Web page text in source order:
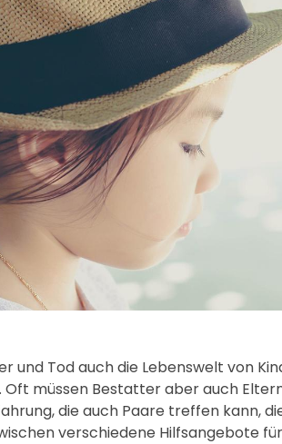
Tod auch die Lebenswelt von
müssen Bestatter aber auch
die auch Paare treffen kann,
verschiedene Hilfsangebote